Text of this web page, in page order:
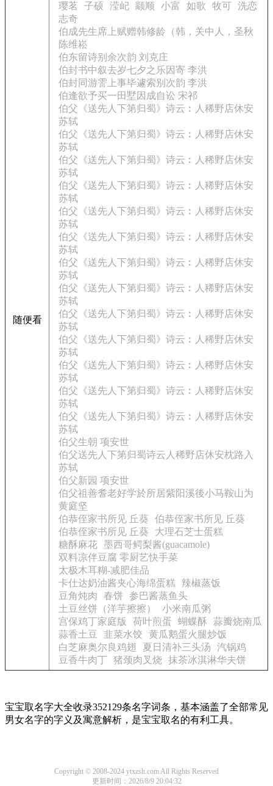
随便看
璎茗
子硕 滢屺 颛顺 小富 如歌 牧可 洗恋
志奇
伯成先生席上赋赠韩修龄（韩，关中人，圣秋
陈维崧
伯东留诗别余次韵 刘克庄
伯封书中叙去岁七夕之乐因寄 李洪
伯封同游霅上事毕遽索别次韵 李洪
伯逢欲予买一田墅因成自讼 宋祁
伯父《送先人下第归蜀》诗云︰人稀野店休安
苏轼
伯父《送先人下第归蜀》诗云︰人稀野店休安
苏轼
伯父《送先人下第归蜀》诗云︰人稀野店休安
苏轼
伯父《送先人下第归蜀》诗云︰人稀野店休安
苏轼
伯父《送先人下第归蜀》诗云︰人稀野店休安
苏轼
伯父《送先人下第归蜀》诗云︰人稀野店休安
苏轼
伯父《送先人下第归蜀》诗云︰人稀野店休安
苏轼
伯父《送先人下第归蜀》诗云︰人稀野店休安
苏轼
伯父《送先人下第归蜀》诗云︰人稀野店休安
苏轼
伯父《送先人下第归蜀》诗云︰人稀野店休安
苏轼
伯父《送先人下第归蜀》诗云︰人稀野店休安
苏轼
伯父《送先人下第归蜀》诗云︰人稀野店休安
苏轼
伯父《送先人下第归蜀》诗云︰人稀野店休安
苏轼
伯父生朝 项安世
伯父送先人下第归蜀诗云人稀野店休安枕路入
苏轼
伯父新园 项安世
伯父祖善耆老好学於所居紫阳溪後小马鞍山为
黄庭坚
伯恭侄家书所见 丘葵
伯恭侄家书所见 丘葵
伯恭侄家书所见 丘葵
大理石芝士蛋糕
糖酥麻花 墨西哥鳄梨酱(guacamole)
双料凉伴豆腐 零厨艺快手菜
太极木耳糊-减肥佳品
卡仕达奶油酱夹心海绵蛋糕
辣椒蒸饭
豆角炖肉
春饼
参巴酱蒸鱼头
土豆丝饼（洋芋擦擦）
小米南瓜粥
宫保鸡丁家庭版
荷叶煎蛋 蝴蝶酥
蒜瓣烧南瓜
蒜香土豆
韭菜水饺
黄瓜鹅蛋火腿炒饭
白芝麻奥尔良鸡翅
夏日清补三头汤
汽锅鸡
豆香牛肉丁 猪颈肉叉烧 抹茶冰淇淋华夫饼
宝宝取名字大全收录352129条名字词条，基本涵盖了全部常见
男女名字的字义及寓意解析，是宝宝取名的有利工具。
Copyright © 2008-2024 ytxzsh.com All Rights Reserved
更新时间：2026/8/9 20:04:32